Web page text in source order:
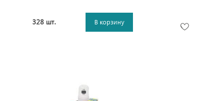
328 шт. В корзину